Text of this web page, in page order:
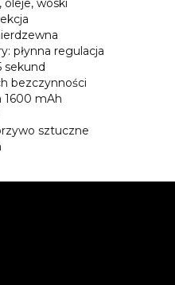
oleje, woski
płynna regulacja
sekund
bezczynności
1600 mAh
sztuczne